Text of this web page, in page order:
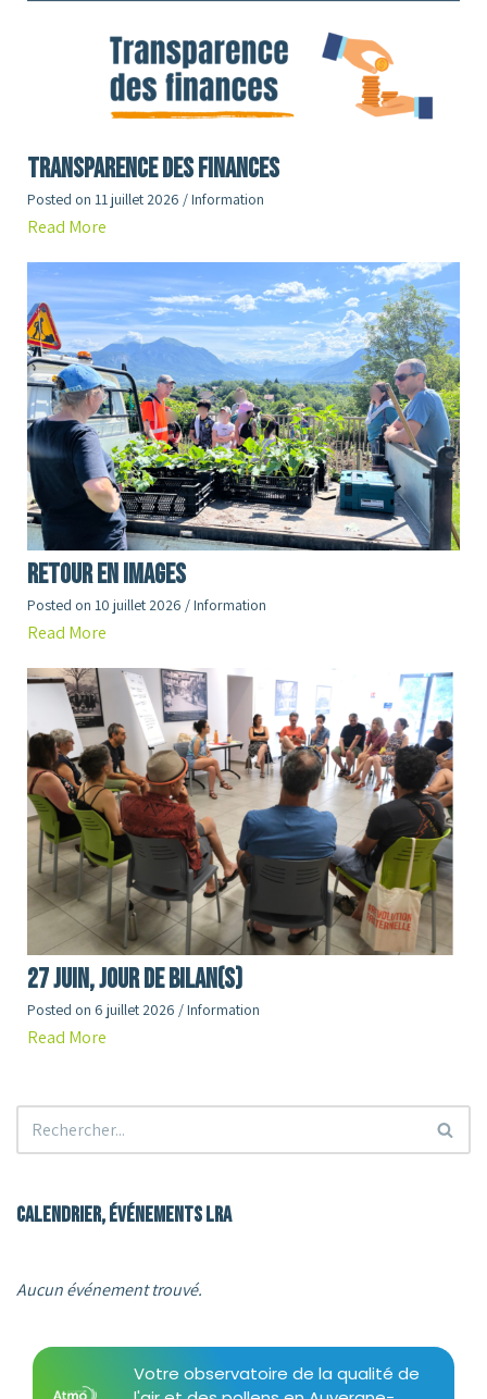
Transparence des finances
Posted on 11 juillet 2026 /Information
Read More
RETOUR en images
Posted on 10 juillet 2026 /Information
Read More
27 juin, jour de Bilan(s)
Posted on 6 juillet 2026 /Information
Read More
Calendrier, événements LRA
Aucun événement trouvé.